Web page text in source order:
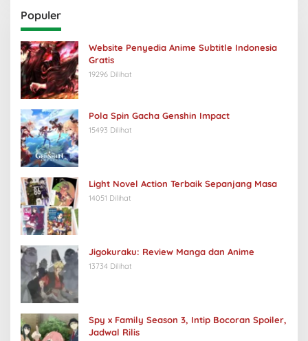
Populer
Website Penyedia Anime Subtitle Indonesia
Gratis
19296 Dilihat
Pola Spin Gacha Genshin Impact
15493 Dilihat
Light Novel Action Terbaik Sepanjang Masa
14051 Dilihat
Jigokuraku: Review Manga dan Anime
13734 Dilihat
Spy x Family Season 3, Intip Bocoran Spoiler,
Jadwal Rilis